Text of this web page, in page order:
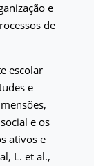
e
de
escolar
e
e os
ativos e
L. et al.,